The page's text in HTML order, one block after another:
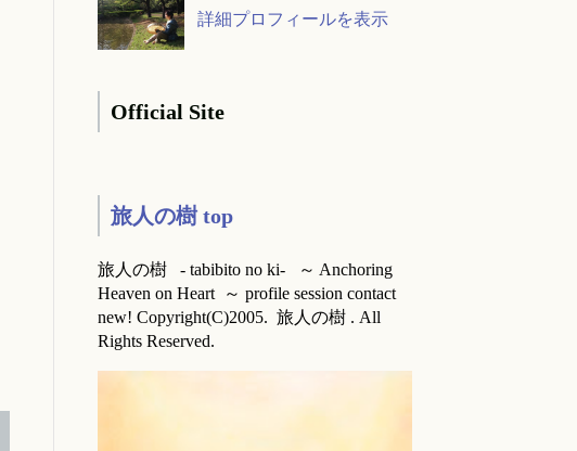
詳細プロフィールを表示
Official Site
旅人の樹 top
旅人の樹 - tabibito no ki- ～ Anchoring
Heaven on Heart ～ profile session contact
new! Copyright(C)2005. 旅人の樹 . All
Rights Reserved.